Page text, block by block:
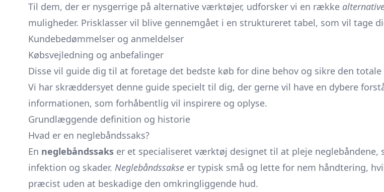
Til dem, der er nysgerrige på alternative værktøjer, udforsker vi en række
muligheder. Prisklasser vil blive gennemgået i en struktureret tabel, som vil tage
Kundebedømmelser og anmeldelser
Købsvejledning og anbefalinger
Disse vil guide dig til at foretage det bedste køb for dine behov og sikre den
Vi har skræddersyet denne guide specielt til dig, der gerne vil have en dybere
informationen, som forhåbentlig vil inspirere og oplyse.
Grundlæggende definition og historie
Hvad er en neglebåndssaks?
En neglebåndssaks er et specialiseret værktøj designet til at pleje
infektion og skader. Neglebåndssakse er typisk små og lette for nem håndtering,
præcist uden at beskadige den omkringliggende hud.